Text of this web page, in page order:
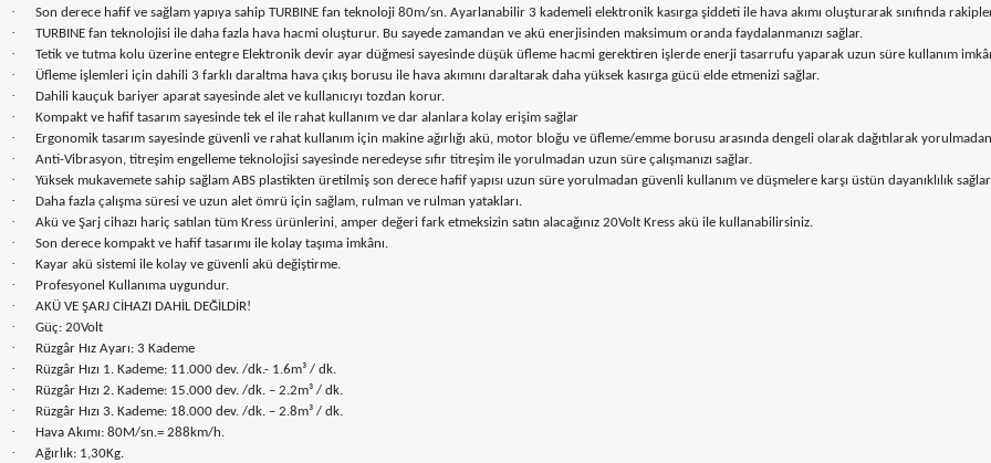
· Son derece hafif ve sağlam yapıya sahip TURBINE fan teknoloji 80m/sn. Ayarlanabilir 3 kademeli elektronik kasırga şiddeti ile hava akımı oluşturarak sınıfında
· TURBINE fan teknolojisi ile daha fazla hava hacmi oluşturur. Bu sayede zamandan ve akü enerjisinden maksimum oranda faydalanmanızı sağlar.
· Tetik ve tutma kolu üzerine entegre Elektronik devir ayar düğmesi sayesinde düşük üfleme hacmi gerektiren işlerde enerji tasarrufu yaparak uzun süre kullanım
· Üfleme işlemleri için dahili 3 farklı daraltma hava çıkış borusu ile hava akımını daraltarak daha yüksek kasırga gücü elde etmenizi sağlar.
· Dahili kauçuk bariyer aparat sayesinde alet ve kullanıcıyı tozdan korur.
· Kompakt ve hafif tasarım sayesinde tek el ile rahat kullanım ve dar alanlara kolay erişim sağlar
· Ergonomik tasarım sayesinde güvenli ve rahat kullanım için makine ağırlığı akü, motor bloğu ve üfleme/emme borusu arasında dengeli olarak dağıtılarak
· Anti-Vibrasyon, titreşim engelleme teknolojisi sayesinde neredeyse sıfır titreşim ile yorulmadan uzun süre çalışmanızı sağlar.
· Yüksek mukavemete sahip sağlam ABS plastikten üretilmiş son derece hafif yapısı uzun süre yorulmadan güvenli kullanım ve düşmelere karşı üstün dayanıklılık
· Daha fazla çalışma süresi ve uzun alet ömrü için sağlam, rulman ve rulman yatakları.
· Akü ve Şarj cihazı hariç satılan tüm Kress ürünlerini, amper değeri fark etmeksizin satın alacağınız 20Volt Kress akü ile kullanabilirsiniz.
· Son derece kompakt ve hafif tasarımı ile kolay taşıma imkânı.
· Kayar akü sistemi ile kolay ve güvenli akü değiştirme.
· Profesyonel Kullanıma uygundur.
· AKÜ VE ŞARJ CİHAZI DAHİL DEĞİLDİR!
· Güç: 20Volt
· Rüzgâr Hız Ayarı: 3 Kademe
· Rüzgâr Hızı 1. Kademe: 11.000 dev. /dk.- 1.6m³ / dk.
· Rüzgâr Hızı 2. Kademe: 15.000 dev. /dk. – 2.2m³ / dk.
· Rüzgâr Hızı 3. Kademe: 18.000 dev. /dk. – 2.8m³ / dk.
· Hava Akımı: 80M/sn.= 288km/h.
· Ağırlık: 1,30Kg.